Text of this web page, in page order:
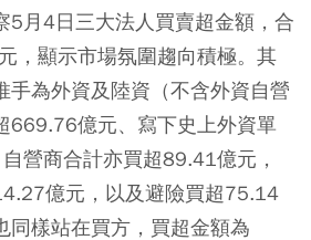
5月4日三大法人買賣超金額，合
，顯示市場氛圍趨向積極。其
手為外資及陸資（不含外資自營
669.76億元、寫下史上外資單
營商合計亦買超89.41億元，
億元，以及避險買超75.14
同樣站在買方，買超金額為